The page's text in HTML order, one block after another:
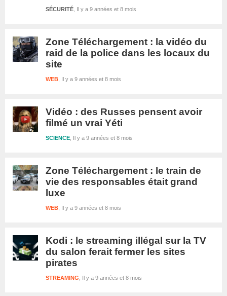
Il y a 9 années et 8 mois
SÉCURITÉ
Zone Téléchargement : la vidéo du
raid de la police dans les locaux du
site
Il y a 9 années et 8 mois
WEB
Vidéo : des Russes pensent avoir
filmé un vrai Yéti
Il y a 9 années et 8 mois
SCIENCE
Zone Téléchargement : le train de
vie des responsables était grand
luxe
Il y a 9 années et 8 mois
WEB
Kodi : le streaming illégal sur la TV
du salon ferait fermer les sites
pirates
Il y a 9 années et 8 mois
STREAMING